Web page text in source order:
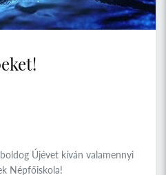
Újévet kíván valamennyi
Népfőiskola!